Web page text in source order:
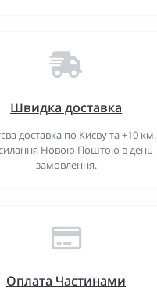
Швидка доставка
доставка по Києву та +10 км.
Новою Поштою в день
замовлення.
Оплата Частинами